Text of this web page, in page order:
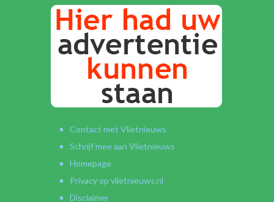
Contact met Vlietnieuws
Schrijf mee aan Vlietnieuws
Homepage
Privacy op vlietnieuws.nl
Disclaimer